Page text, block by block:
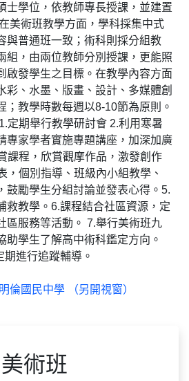
士學位，依教師專長授課，並建置
美術班教學方面，學科採集中式
與普通班一致；術科則採分組教
組，由兩位教師分別授課，更能照
啟發學生之目標。在教學內容方面
彩、水墨、版畫、設計、多媒體創
；教學時數每週以8-10節為原則。
定期舉行教學研討會 2.利用寒暑
專家學者實施專題講座，加深加廣
課程，欣賞觀摩作品，激發創作
，個別指導、班級內小組教學、
鼓勵學生分組討論並發表心得。5.
救教學。6.課程結合社區資源，定
區服務等活動。 7.舉行美術班九
助學生了解高中術科鑑定方向。
進行追蹤輔導。
倫國民中學 （另開視窗）
美術班